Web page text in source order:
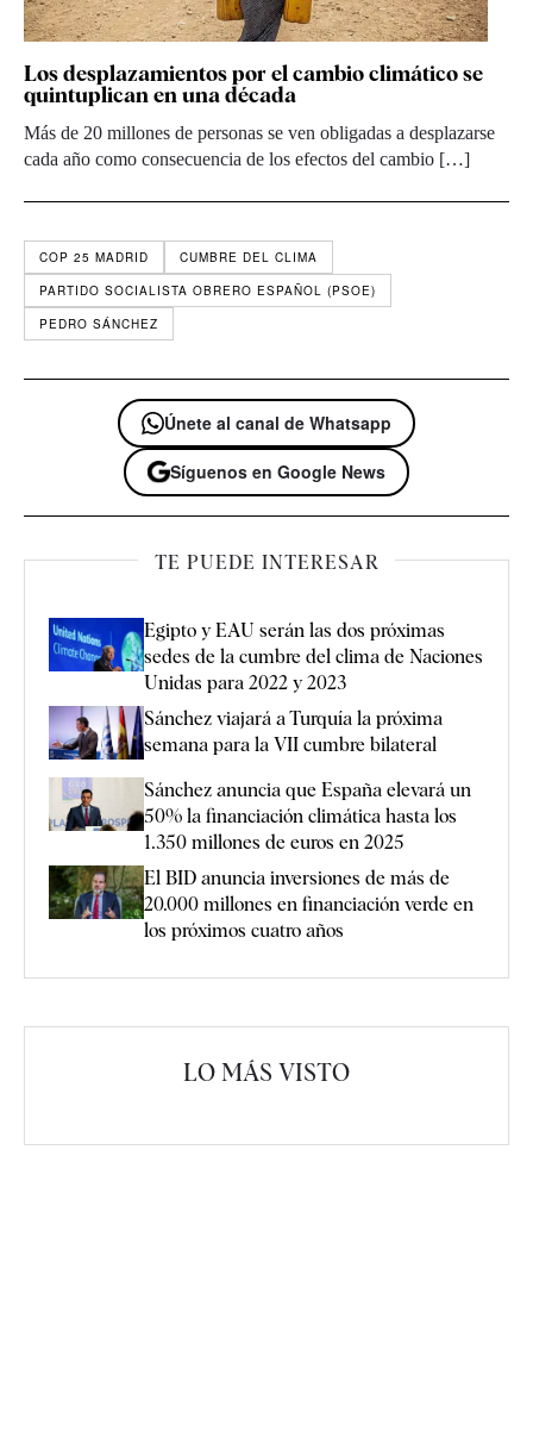
Los desplazamientos por el cambio climático se
quintuplican en una década
Más de 20 millones de personas se ven obligadas a desplazarse
cada año como consecuencia de los efectos del cambio […]
COP 25 MADRID
CUMBRE DEL CLIMA
PARTIDO SOCIALISTA OBRERO ESPAÑOL (PSOE)
PEDRO SÁNCHEZ
Únete al canal de Whatsapp
Síguenos en Google News
TE PUEDE INTERESAR
Egipto y EAU serán las dos próximas
sedes de la cumbre del clima de Naciones
Unidas para 2022 y 2023
Sánchez viajará a Turquía la próxima
semana para la VII cumbre bilateral
Sánchez anuncia que España elevará un
50% la financiación climática hasta los
1.350 millones de euros en 2025
El BID anuncia inversiones de más de
20.000 millones en financiación verde en
los próximos cuatro años
LO MÁS VISTO